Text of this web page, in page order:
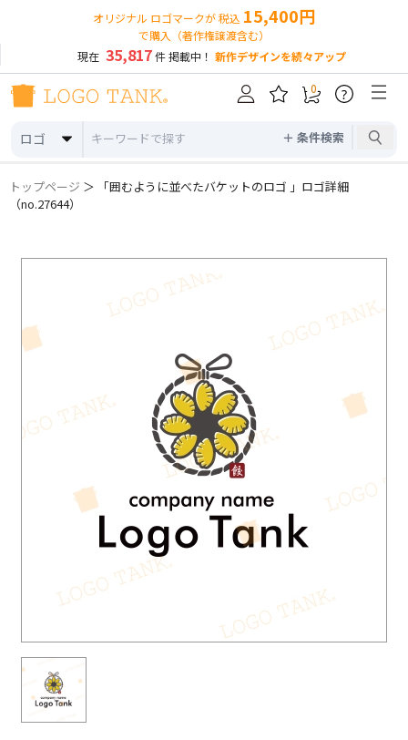
オリジナル ロゴマークが 税込 15,400円
で購入（著作権譲渡含む）
現在 35,817件 掲載中！ 新作デザインを続々アップ
ロゴ ＋ 条件検索
0 ?
トップページ ＞ 「囲むように並べたバケットのロゴ 」ロゴ詳細
（no.27644）